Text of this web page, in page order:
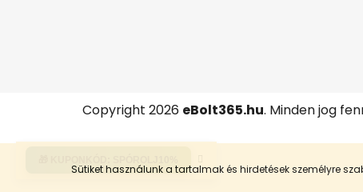
Sütiket használunk a tartalmak és hirdetések személyre
Copyright 2026 eBolt365.hu. Minden jog